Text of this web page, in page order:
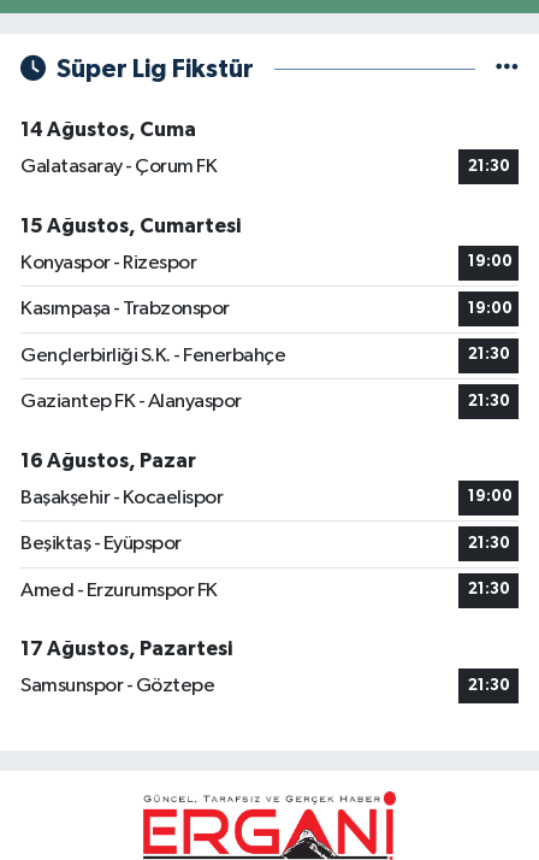
Süper Lig Fikstür
14 Ağustos, Cuma
Galatasaray - Çorum FK
21:30
15 Ağustos, Cumartesi
Konyaspor - Rizespor
19:00
Kasımpaşa - Trabzonspor 19:00
Gençlerbirliği S.K. - Fenerbahçe 21:30
Gaziantep FK - Alanyaspor 21:30
16 Ağustos, Pazar
Başakşehir - Kocaelispor
19:00
Beşiktaş - Eyüpspor 21:30
Amed - Erzurumspor FK 21:30
17 Ağustos, Pazartesi
Samsunspor - Göztepe
21:30